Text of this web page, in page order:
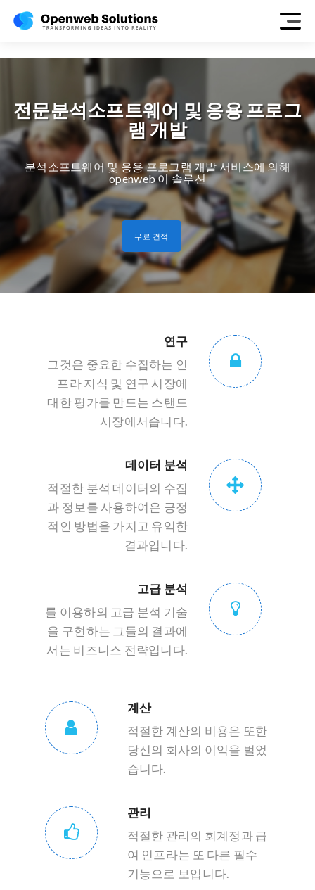
전문분석소프트웨어 및 응용 프로그
램 개발
분석소프트웨어 및 응용 프로그램 개발 서비스에 의해
openweb 이 솔루션
무료 견적
연구
그것은 중요한 수집하는 인
프라 지식 및 연구 시장에
대한 평가를 만드는 스탠드
시장에서습니다.
데이터 분석
적절한 분석 데이터의 수집
과 정보를 사용하여은 긍정
적인 방법을 가지고 유익한
결과입니다.
고급 분석
를 이용하의 고급 분석 기술
을 구현하는 그들의 결과에
서는 비즈니스 전략입니다.
계산
적절한 계산의 비용은 또한
당신의 회사의 이익을 벌었
습니다.
관리
적절한 관리의 회계정과 급
여 인프라는 또 다른 필수
기능으로 보입니다.